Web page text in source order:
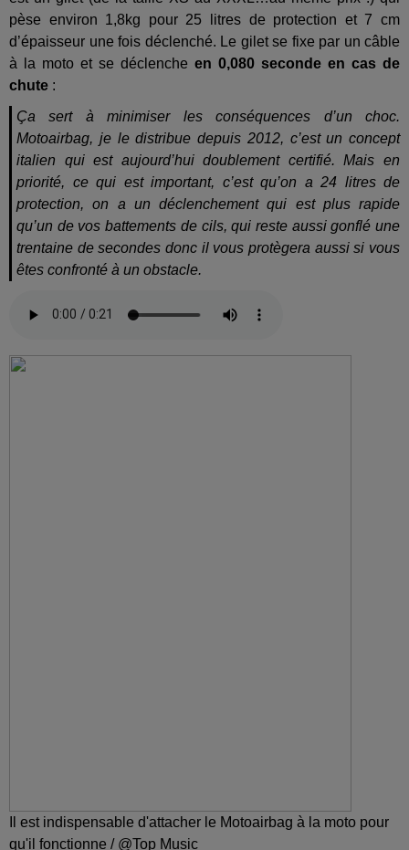
pèse environ 1,8kg pour 25 litres de protection et 7 cm
d’épaisseur une fois déclenché. Le gilet se fixe par un câble
à la moto et se déclenche en 0,080 seconde en cas de
chute :
Ça sert à minimiser les conséquences d’un choc.
Motoairbag, je le distribue depuis 2012, c’est un concept
italien qui est aujourd’hui doublement certifié. Mais en
priorité, ce qui est important, c’est qu’on a 24 litres de
protection, on a un déclenchement qui est plus rapide
qu’un de vos battements de cils, qui reste aussi gonflé une
trentaine de secondes donc il vous protègera aussi si vous
êtes confronté à un obstacle.
Il est indispensable d'attacher le Motoairbag à la moto pour
qu'il fonctionne / @Top Music